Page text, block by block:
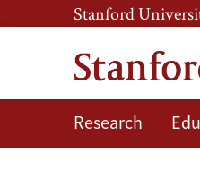
Skip
to
main
content
Skip
to
main
navigation
Stanford
Research
太